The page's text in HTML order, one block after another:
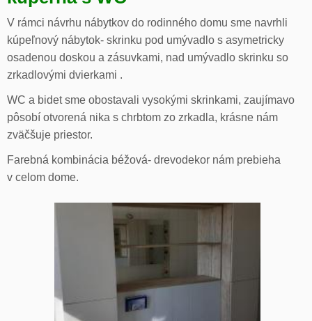
V rámci návrhu nábytkov do rodinného domu sme navrhli
kúpeľnový nábytok- skrinku pod umývadlo s asymetricky
osadenou doskou a zásuvkami, nad umývadlo skrinku so
zrkadlovými dvierkami .
WC a bidet sme obostavali vysokými skrinkami, zaujímavo
pôsobí otvorená nika s chrbtom zo zrkadla, krásne nám
zväčšuje priestor.
Farebná kombinácia béžová- drevodekor nám prebieha
v celom dome.